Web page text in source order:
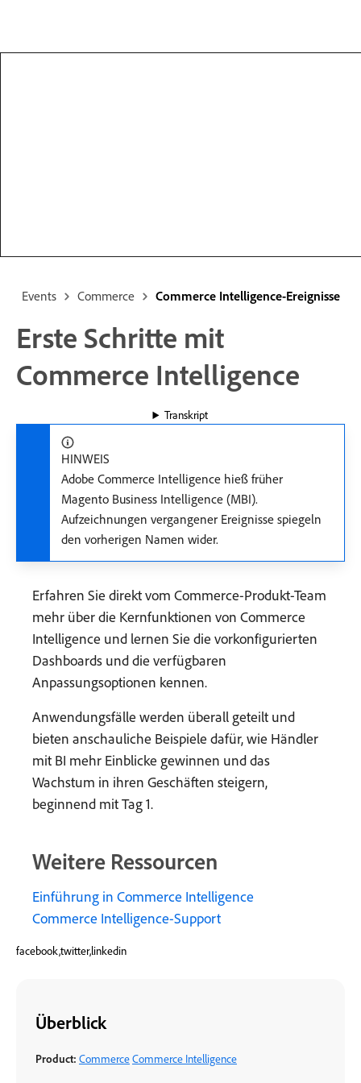
Events Commerce Commerce Intelligence-Ereignisse
Erste Schritte mit
Commerce Intelligence
Transkript
HINWEIS
Adobe Commerce Intelligence hieß früher
Magento Business Intelligence (MBI).
Aufzeichnungen vergangener Ereignisse spiegeln
den vorherigen Namen wider.
Erfahren Sie direkt vom Commerce-Produkt-Team
mehr über die Kernfunktionen von Commerce
Intelligence und lernen Sie die vorkonfigurierten
Dashboards und die verfügbaren
Anpassungsoptionen kennen.
Anwendungsfälle werden überall geteilt und
bieten anschauliche Beispiele dafür, wie Händler
mit BI mehr Einblicke gewinnen und das
Wachstum in ihren Geschäften steigern,
beginnend mit Tag 1.
Weitere Ressourcen
Einführung in Commerce Intelligence
Commerce Intelligence-Support
facebook,twitter,linkedin
Überblick
Product: CommerceCommerce Intelligence